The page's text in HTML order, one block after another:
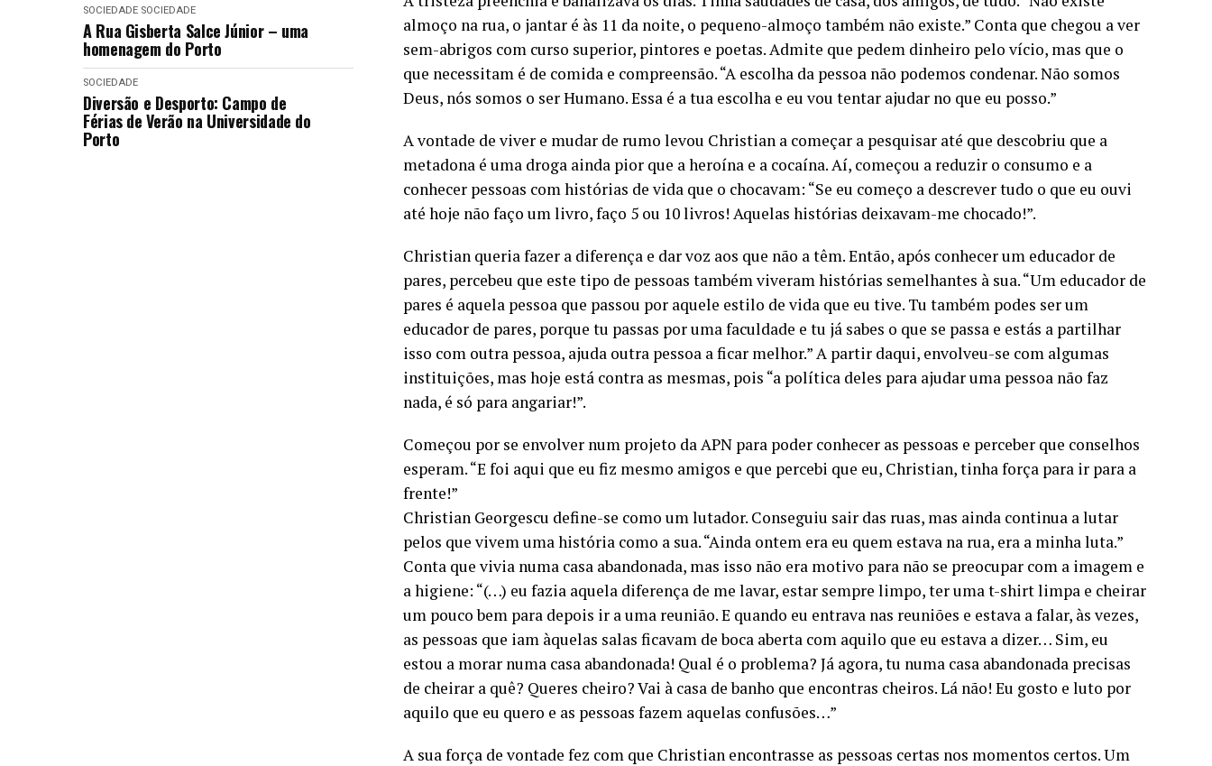
SOCIEDADE SOCIEDADE
A Rua Gisberta Salce Júnior – uma
homenagem do Porto
SOCIEDADE
Diversão e Desporto: Campo de
Férias de Verão na Universidade do
Porto
almoço na rua, o jantar é às 11 da noite, o pequeno-almoço também não existe.” Conta que chegou a ver
sem-abrigos com curso superior, pintores e poetas. Admite que pedem dinheiro pelo vício, mas que o
que necessitam é de comida e compreensão. “A escolha da pessoa não podemos condenar. Não somos
Deus, nós somos o ser Humano. Essa é a tua escolha e eu vou tentar ajudar no que eu posso.”
A vontade de viver e mudar de rumo levou Christian a começar a pesquisar até que descobriu que a
metadona é uma droga ainda pior que a heroína e a cocaína. Aí, começou a reduzir o consumo e a
conhecer pessoas com histórias de vida que o chocavam: “Se eu começo a descrever tudo o que eu ouvi
até hoje não faço um livro, faço 5 ou 10 livros! Aquelas histórias deixavam-me chocado!”.
Christian queria fazer a diferença e dar voz aos que não a têm. Então, após conhecer um educador de
pares, percebeu que este tipo de pessoas também viveram histórias semelhantes à sua. “Um educador de
pares é aquela pessoa que passou por aquele estilo de vida que eu tive. Tu também podes ser um
educador de pares, porque tu passas por uma faculdade e tu já sabes o que se passa e estás a partilhar
isso com outra pessoa, ajuda outra pessoa a ficar melhor.” A partir daqui, envolveu-se com algumas
instituições, mas hoje está contra as mesmas, pois “a política deles para ajudar uma pessoa não faz
nada, é só para angariar!”.
Começou por se envolver num projeto da APN para poder conhecer as pessoas e perceber que conselhos
esperam. “E foi aqui que eu fiz mesmo amigos e que percebi que eu, Christian, tinha força para ir para a
frente!”
Christian Georgescu define-se como um lutador. Conseguiu sair das ruas, mas ainda continua a lutar
pelos que vivem uma história como a sua. “Ainda ontem era eu quem estava na rua, era a minha luta.”
Conta que vivia numa casa abandonada, mas isso não era motivo para não se preocupar com a imagem e
a higiene: “(…) eu fazia aquela diferença de me lavar, estar sempre limpo, ter uma t-shirt limpa e cheirar
um pouco bem para depois ir a uma reunião. E quando eu entrava nas reuniões e estava a falar, às vezes,
as pessoas que iam àquelas salas ficavam de boca aberta com aquilo que eu estava a dizer… Sim, eu
estou a morar numa casa abandonada! Qual é o problema? Já agora, tu numa casa abandonada precisas
de cheirar a quê? Queres cheiro? Vai à casa de banho que encontras cheiros. Lá não! Eu gosto e luto por
aquilo que eu quero e as pessoas fazem aquelas confusões…”
A sua força de vontade fez com que Christian encontrasse as pessoas certas nos momentos certos. Um